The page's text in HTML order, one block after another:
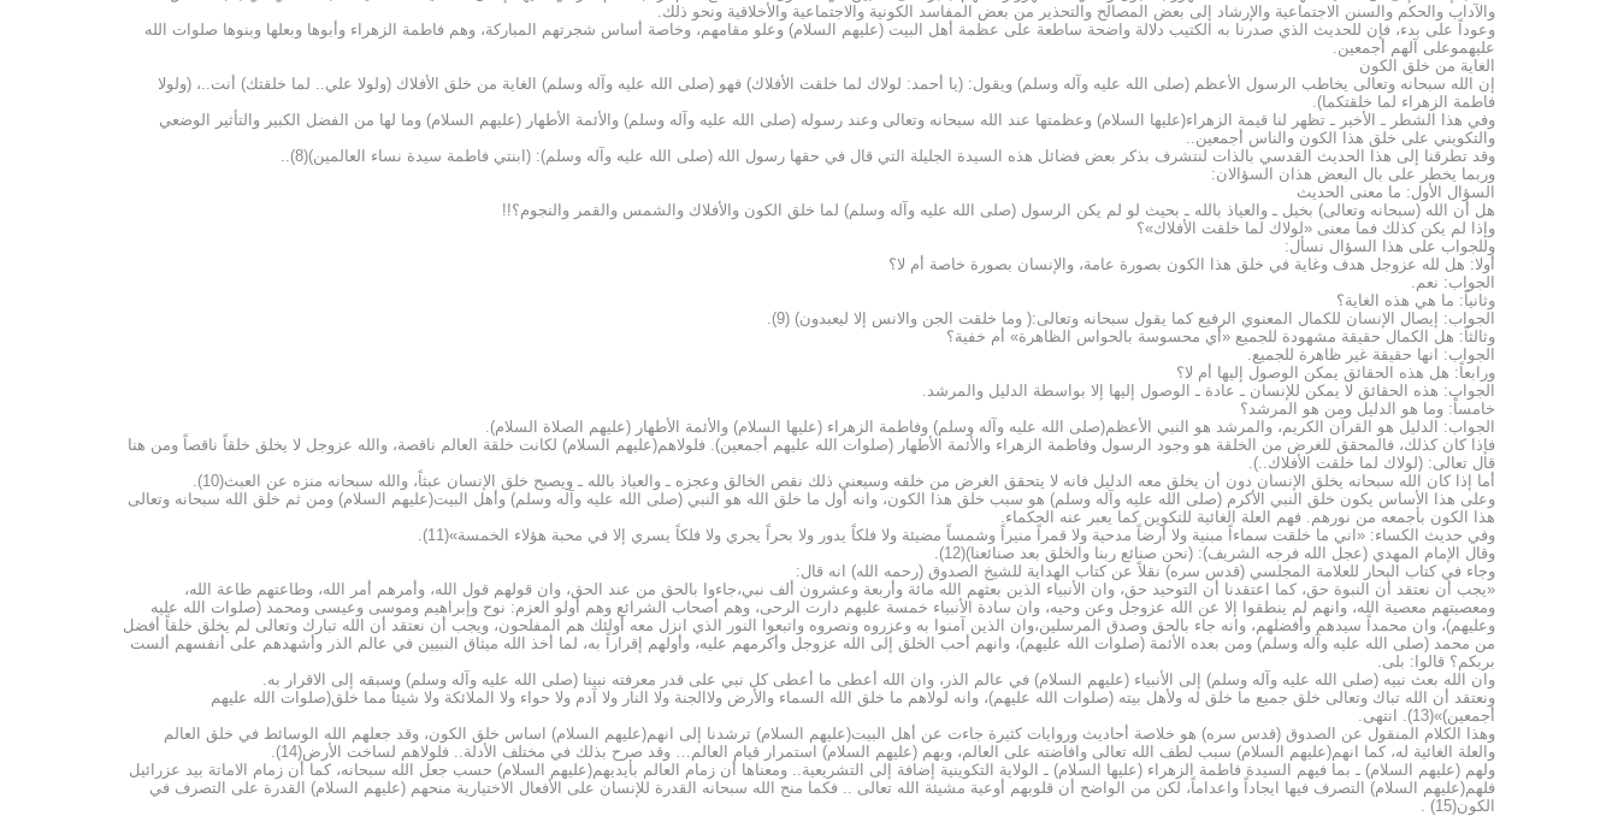
والآداب والحكم والسنن الاجتماعية والإرشاد إلى بعض المصالح والتحذير من بعض المفاسد الكونية والاجتماعية والأخلاقية ونحو ذلك.
وعوداً على بدء، فإن للحديث الذي صدرنا به الكتيب دلالة واضحة ساطعة على عظمة أهل البيت (عليهم السلام) وعلو مقامهم، وخاصة أساس شجرتهم المباركة، وهم فاطمة الزهراء وأبوها وبعلها وبنوها صلوات الله
عليهموعلى آلهم أجمعين.
الغاية من خلق الكون
إن الله سبحانه وتعالى يخاطب الرسول الأعظم (صلى الله عليه وآله وسلم) ويقول: (يا أحمد: لولاك لما خلقت الأفلاك) فهو (صلى الله عليه وآله وسلم) الغاية من خلق الأفلاك (ولولا علي.. لما خلقتك) أنت..، (ولولا
فاطمة الزهراء لما خلقتكما).
وفي هذا الشطر ـ الأخير ـ تظهر لنا قيمة الزهراء(عليها السلام) وعظمتها عند الله سبحانه وتعالى وعند رسوله (صلى الله عليه وآله وسلم) والأئمة الأطهار (عليهم السلام) وما لها من الفضل الكبير والتأثير الوضعي
والتكويني على خلق هذا الكون والناس أجمعين..
وقد تطرقنا إلى هذا الحديث القدسي بالذات لنتشرف بذكر بعض فضائل هذه السيدة الجليلة التي قال في حقها رسول الله (صلى الله عليه وآله وسلم): (ابنتي فاطمة سيدة نساء العالمين)(8)..
وربما يخطر على بال البعض هذان السؤالان:
السؤال الأول: ما معنى الحديث
هل أن الله (سبحانه وتعالى) بخيل ـ والعياذ بالله ـ بحيث لو لم يكن الرسول (صلى الله عليه وآله وسلم) لما خلق الكون والأفلاك والشمس والقمر والنجوم؟!!
وإذا لم يكن كذلك فما معنى «لولاك لما خلقت الأفلاك»؟
وللجواب على هذا السؤال نسأل:
أولا: هل لله عزوجل هدف وغاية في خلق هذا الكون بصورة عامة، والإنسان بصورة خاصة أم لا؟
الجواب: نعم.
وثانياً: ما هي هذه الغاية؟
الجواب: إيصال الإنسان للكمال المعنوي الرفيع كما يقول سبحانه وتعالى:( وما خلقت الجن والانس إلا ليعبدون) (9).
وثالثاً: هل الكمال حقيقة مشهودة للجميع «أي محسوسة بالحواس الظاهرة» أم خفية؟
الجواب: انها حقيقة غير ظاهرة للجميع.
ورابعاً: هل هذه الحقائق يمكن الوصول إليها أم لا؟
الجواب: هذه الحقائق لا يمكن للإنسان ـ عادة ـ الوصول إليها إلا بواسطة الدليل والمرشد.
خامساً: وما هو الدليل ومن هو المرشد؟
الجواب: الدليل هو القرآن الكريم، والمرشد هو النبي الأعظم(صلى الله عليه وآله وسلم) وفاطمة الزهراء (عليها السلام) والأئمة الأطهار (عليهم الصلاة السلام).
فإذا كان كذلك، فالمحقق للغرض من الخلقة هو وجود الرسول وفاطمة الزهراء والأئمة الأطهار (صلوات الله عليهم أجمعين). فلولاهم(عليهم السلام) لكانت خلقة العالم ناقصة، والله عزوجل لا يخلق خلقاً ناقصاً ومن هنا
قال تعالى: (لولاك لما خلقت الأفلاك..).
أما إذا كان الله سبحانه يخلق الإنسان دون أن يخلق معه الدليل فانه لا يتحقق الغرض من خلقه وسيعني ذلك نقص الخالق وعجزه ـ والعياذ بالله ـ ويصبح خلق الإنسان عبثاً، والله سبحانه منزه عن العبث(10).
وعلى هذا الأساس يكون خلق النبي الأكرم (صلى الله عليه وآله وسلم) هو سبب خلق هذا الكون، وانه أول ما خلق الله هو النبي (صلى الله عليه وآله وسلم) وأهل البيت(عليهم السلام) ومن ثم خلق الله سبحانه وتعالى
هذا الكون بأجمعه من نورهم. فهم العلة الغائية للتكوين كما يعبر عنه الحكماء.
وفي حديث الكساء: «اني ما خلقت سماءاً مبنية ولا أرضاً مدحية ولا قمراً منيراً وشمساً مضيئة ولا فلكاً يدور ولا بحراً يجري ولا فلكاً يسري إلا في محبة هؤلاء الخمسة»(11).
وقال الإمام المهدي (عجل الله فرجه الشريف): (نحن صنائع ربنا والخلق بعد صنائعنا)(12).
وجاء في كتاب البحار للعلامة المجلسي (قدس سره) نقلاً عن كتاب الهداية للشيخ الصدوق (رحمه الله) انه قال:
«يجب أن نعتقد أن النبوة حق، كما اعتقدنا أن التوحيد حق، وان الأنبياء الذين بعثهم الله مائة وأربعة وعشرون ألف نبي،جاءوا بالحق من عند الحق، وان قولهم قول الله، وأمرهم أمر الله، وطاعتهم طاعة الله،
ومعصيتهم معصية الله، وانهم لم ينطقوا إلا عن الله عزوجل وعن وحيه، وان سادة الأنبياء خمسة عليهم دارت الرحى، وهم أصحاب الشرائع وهم أولو العزم: نوح وإبراهيم وموسى وعيسى ومحمد (صلوات الله عليه
وعليهم)، وان محمداً سيدهم وأفضلهم، وانه جاء بالحق وصدق المرسلين،وان الذين آمنوا به وعزروه ونصروه واتبعوا النور الذي انزل معه أولئك هم المفلحون، ويجب أن نعتقد أن الله تبارك وتعالى لم يخلق خلقاً أفضل
من محمد (صلى الله عليه وآله وسلم) ومن بعده الأئمة (صلوات الله عليهم)، وانهم أحب الخلق إلى الله عزوجل وأكرمهم عليه، وأولهم إقراراً به، لما أخذ الله ميثاق النبيين في عالم الذر وأشهدهم على أنفسهم ألست
بربكم؟ قالوا: بلى.
وان الله بعث نبيه (صلى الله عليه وآله وسلم) إلى الأنبياء (عليهم السلام) في عالم الذر، وان الله أعطى ما أعطى كل نبي على قدر معرفته نبينا (صلى الله عليه وآله وسلم) وسبقه إلى الاقرار به.
ونعتقد أن الله تباك وتعالى خلق جميع ما خلق له ولأهل بيته (صلوات الله عليهم)، وانه لولاهم ما خلق الله السماء والأرض ولاالجنة ولا النار ولا آدم ولا حواء ولا الملائكة ولا شيئاً مما خلق(صلوات الله عليهم
أجمعين)»(13). انتهى.
وهذا الكلام المنقول عن الصدوق (قدس سره) هو خلاصة أحاديث وروايات كثيرة جاءت عن أهل البيت(عليهم السلام) ترشدنا إلى انهم(عليهم السلام) اساس خلق الكون، وقد جعلهم الله الوسائط في خلق العالم
والعلة الغائية له، كما انهم(عليهم السلام) سبب لطف الله تعالى وافاضته على العالم، وبهم (عليهم السلام) استمرار قيام العالم… وقد صرح بذلك في مختلف الأدلة.. فلولاهم لساخت الأرض(14).
ولهم (عليهم السلام) ـ بما فيهم السيدة فاطمة الزهراء (عليها السلام) ـ الولاية التكوينية إضافة إلى التشريعية.. ومعناها أن زمام العالم بأيديهم(عليهم السلام) حسب جعل الله سبحانه، كما أن زمام الاماتة بيد عزرائيل
فلهم(عليهم السلام) التصرف فيها ايجاداً واعداماً، لكن من الواضح أن قلوبهم أوعية مشيئة الله تعالى .. فكما منح الله سبحانه القدرة للإنسان على الأفعال الاختيارية منحهم (عليهم السلام) القدرة على التصرف في
الكون(15) .